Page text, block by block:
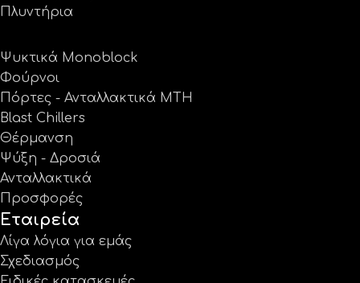
Πλυντήρια
Ψυκτικά Monoblock
Φούρνοι
Πόρτες - Ανταλλακτικά MTH
Blast Chillers
Θέρμανση
Ψύξη - Δροσιά
Ανταλλακτικά
Προσφορές
Εταιρεία
Λίγα λόγια για εμάς
Σχεδιασμός